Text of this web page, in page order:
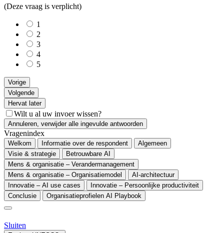
(Deze vraag is verplicht)
1
2
3
4
5
Vorige
Volgende
Hervat later
Wilt u al uw invoer wissen?
Annuleren, verwijder alle ingevulde antwoorden
Vragenindex
Welkom Informatie over de respondent
Algemeen
Visie & strategie
Betrouwbare AI
Mens & organisatie – Verandermanagement
Mens & organisatie – Organisatiemodel
AI-architectuur
Innovatie – AI use cases
Innovatie – Persoonlijke productiviteit
Conclusie
Organisatieprofielen AI Playbook
Sluiten